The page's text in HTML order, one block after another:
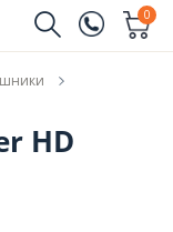
0
HD
Купить